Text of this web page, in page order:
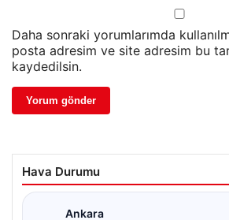
Daha sonraki yorumlarımda
posta adresim ve site adresim bu
kaydedilsin.
Hava Durumu
Ankara